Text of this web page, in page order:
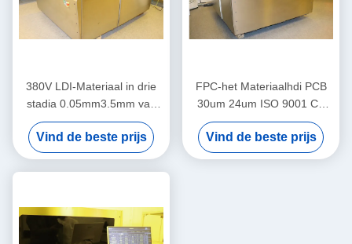
380V LDI-Materiaal in drie
stadia 0.05mm3.5mm van
de Laser Direct Weergave
Vind de beste prijs
FPC-het Materiaalhdi PCB
30um 24um ISO 9001 Ce
van de Laser Directe
Weergave
Vind de beste prijs